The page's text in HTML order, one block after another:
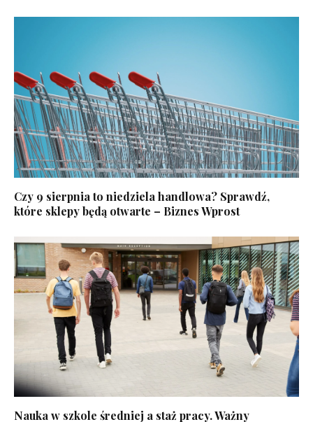
Czy 9 sierpnia to niedziela handlowa? Sprawdź,
które sklepy będą otwarte – Biznes Wprost
Nauka w szkole średniej a staż pracy. Ważny